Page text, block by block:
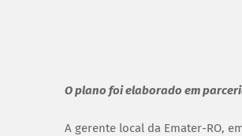
O plano foi elaborado em
A gerente local da Emater-RO,